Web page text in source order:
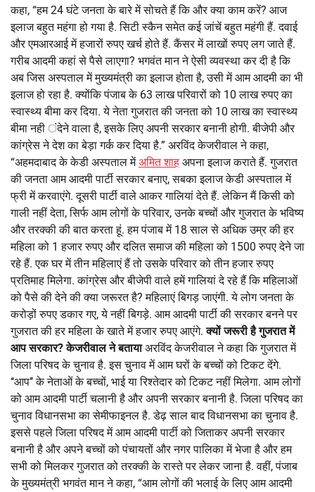
कहा, “हम 24 घंटे जनता के बारे में सोचते हैं कि और क्या काम करें? आज
इलाज बहुत महंगा हो गया है. सिटी स्कैन समेत कई जांचें बहुत महंगी हैं. दवाई
और एमआरआई में हजारों रुपए खर्च होते हैं. कैंसर में लाखों रुपए लग जाते हैं.
गरीब आदमी कहां से पैसे लाएगा? भगवंत मान ने ऐसी व्यवस्था कर दी है कि
अब जिस अस्पताल में मुख्यमंत्री का इलाज होता है, उसी में आम आदमी का भी
इलाज हो रहा है. क्योंकि पंजाब के 63 लाख परिवारों को 10 लाख रुपए का
स्वास्थ्य बीमा कर दिया. ये नेता गुजरात की जनता को 10 लाख का स्वास्थ्य
बीमा नही ंदेने वाला है, इसके लिए अपनी सरकार बनानी होगी. बीजेपी और
कांग्रेस ने देश का बेड़ा गर्क कर दिया है.” अरविंद केजरीवाल ने कहा,
“अहमदाबाद के केडी अस्पताल मेंअमित शाह अपना इलाज कराते हैं. गुजरात
की जनता आम आदमी पार्टी सरकार बनाए, सबका इलाज केडी अस्पताल में
फ्री में करवाएंगे. दूसरी पार्टी वाले आकर गालियां देते हैं. लेकिन मैं किसी को
गाली नहीं देता, सिर्फ आम लोगों के परिवार, उनके बच्चों और गुजरात के भविष्य
और तरक्की की बात करता हूं. हम पंजाब में 18 साल से अधिक उम्र की हर
महिला को 1 हजार रुपए और दलित समाज की महिला को 1500 रुपए देने जा
रहे हैं. एक घर में तीन महिलाएं हैं तो उसके परिवार को तीन हजार रुपए
प्रतिमाह मिलेगा. कांग्रेस और बीजेपी वाले हमें गालियां दे रहे हैं कि महिलाओं
को पैसे की देने की क्या जरूरत है? महिलाएं बिगड़ जाएंगी. ये लोग जनता के
करोड़ों रुपए डकार गए, ये नहीं बिगड़े. आम आदमी पार्टी की सरकार बनने पर
गुजरात की हर महिला के खाते में हजार रुपए आएंगे.क्यों जरूरी है गुजरात में
आप सरकार? केजरीवाल ने बतायाअरविंद केजरीवाल ने कहा कि गुजरात में
जिला परिषद के चुनाव है. इस चुनाव में आम घरों के बच्चों को टिकट देंगे.
‘‘आप’’ के नेताओं के बच्चों, भाई या रिश्तेदार को टिकट नहीं मिलेगा. आम लोगों
को आम आदमी पार्टी चलानी है और अपनी सरकार बनानी है. जिला परिषद का
चुनाव विधानसभा का सेमीफाइनल है. डेढ़ साल बाद विधानसभा का चुनाव है.
इससे पहले जिला परिषद में आम आदमी पार्टी को जिताकर अपनी सरकार
बनानी है और अपने बच्चों को पंचायतों और नगर पालिका में भेजा है और हम
सभी को मिलकर गुजरात को तरक्की के रास्ते पर लेकर जाना है. वहीं, पंजाब
के मुख्यमंत्री भगवंत मान ने कहा, “आम लोगों की भलाई के लिए आम आदमी